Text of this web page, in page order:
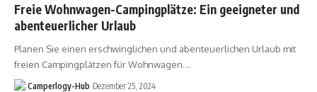
Freie Wohnwagen-Campingplätze: Ein geeigneter und
abenteuerlicher Urlaub
Planen Sie einen erschwinglichen und abenteuerlichen Urlaub mit
freien Campingplätzen für Wohnwagen.…
Camperlogy-Hub Dezember 25, 2024